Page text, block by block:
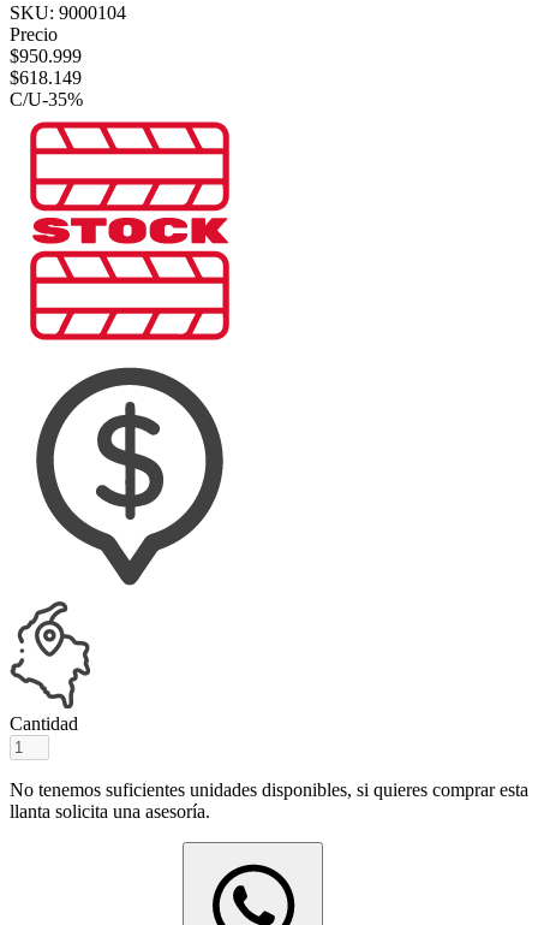
SKU: 9000104
Precio
$950.999
$618.149
C/U-35%
Cantidad
No tenemos suficientes unidades disponibles, si quieres comprar esta
llanta solicita una asesoría.